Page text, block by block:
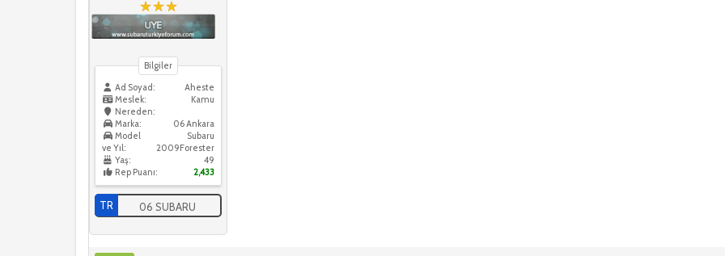
Bilgiler
Ad Soyad:
Aheste
Meslek:
Kamu
Nereden:
06 Ankara
Marka:
Subaru
Model
ve Yıl:
2009Forester
Yaş:
49
Rep Puanı:
2,433
TR 06 SUBARU